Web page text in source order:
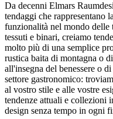
Da decenni Elmars
tendaggi che rappresentano
funzionalità nel mondo delle
tessuti e binari, creiamo
molto più di una semplice
rustica baita di montagna o
all'insegna del benessere o
settore gastronomico:
al vostro stile e alle vostre
tendenze attuali e collezioni
design senza tempo in ogni